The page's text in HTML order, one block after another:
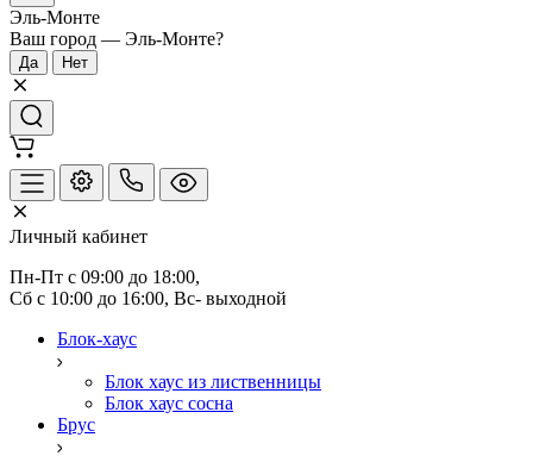
Эль-Монте
Ваш город — Эль-Монте?
Личный кабинет
Пн-Пт с 09:00 до 18:00,
Сб с 10:00 до 16:00, Вс- выходной
Блок-хаус
Блок хаус из лиственницы
Блок хаус сосна
Брус